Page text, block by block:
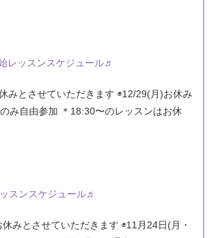
レッスンスケジュール♬
みとさせていただきます ◉12/29(月)お休み
み自由参加 ＊18:30〜のレッスンはお休
スンスケジュール♬
みとさせていただきます ◉11月24日(月・